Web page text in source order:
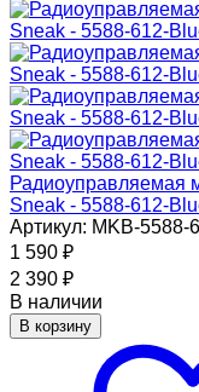
Радиоуправляемая
Sneak - 5588-612-
Артикул: MKB-5588-
1 590 ₽
2 390 ₽
В наличии
В корзину